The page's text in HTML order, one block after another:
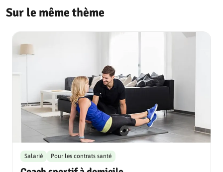
Sur le même thème
Salarié Pour les contrats santé